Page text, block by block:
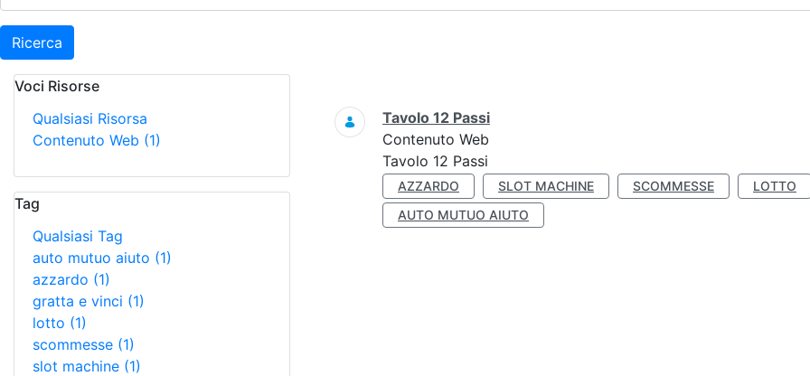
Ricerca
Voci Risorse
Qualsiasi Risorsa
Contenuto Web (1)
Tag
Qualsiasi Tag
auto mutuo aiuto (1)
azzardo (1)
gratta e vinci (1)
lotto (1)
scommesse (1)
slot machine (1)
Ricerca
Tavolo 12 Passi
Contenuto Web
Tavolo 12 Passi
AZZARDO SLOT MACHINE SCOMMESSE
LOTTO
AUTO MUTUO AIUTO